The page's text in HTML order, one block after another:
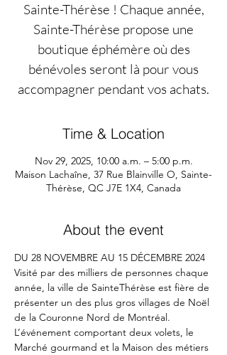
Sainte-Thérèse ! Chaque année,
Sainte-Thérèse propose une
boutique éphémère où des
bénévoles seront là pour vous
accompagner pendant vos achats.
Time & Location
Nov 29, 2025, 10:00 a.m. – 5:00 p.m.
Maison Lachaîne, 37 Rue Blainville O, Sainte-
Thérèse, QC J7E 1X4, Canada
About the event
DU 28 NOVEMBRE AU 15 DÉCEMBRE 2024
Visité par des milliers de personnes chaque
année, la ville de SainteThérèse est fière de
présenter un des plus gros villages de Noël
de la Couronne Nord de Montréal.
L’événement comportant deux volets, le
Marché gourmand et la Maison des métiers